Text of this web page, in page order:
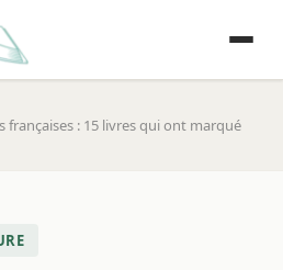
: 15 livres qui ont marqué